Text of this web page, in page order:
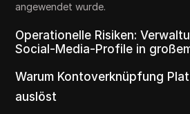
angewendet wurde.
Operationelle Risiken:
Social-Media-Profile in
Warum Kontoverknüpfung
auslöst